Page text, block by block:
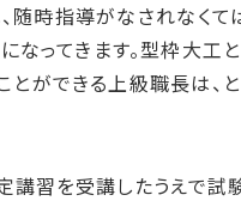
時指導がなされなくて
ってきます。型枠大工
とができる上級職長は、
習を受講したうえで試